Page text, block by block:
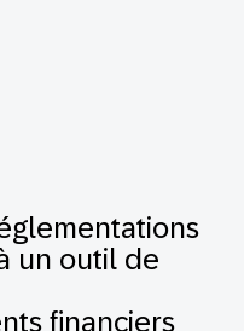
un outil de
financiers